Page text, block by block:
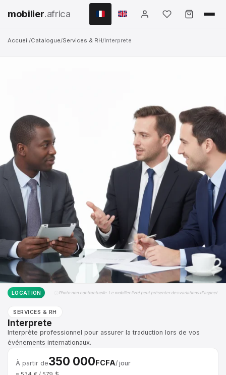
mobilier.africa
Accueil/Catalogue/Services & RH/Interprete
LOCATION Photo non contractuelle. Le mobilier livré peut présenter des variations d'aspect.
SERVICES & RH
Interprete
Interprète professionnel pour assurer la traduction lors de vos
événements internationaux.
À partir de350 000FCFA/ jour